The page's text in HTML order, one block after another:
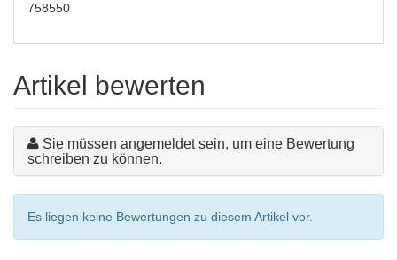
758550
Artikel bewerten
Sie müssen angemeldet sein, um eine Bewertung
schreiben zu können.
Es liegen keine Bewertungen zu diesem Artikel vor.